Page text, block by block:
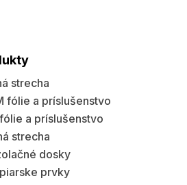
strecha
fólie a príslušenstvo
a príslušenstvo
strecha
dosky
prvky